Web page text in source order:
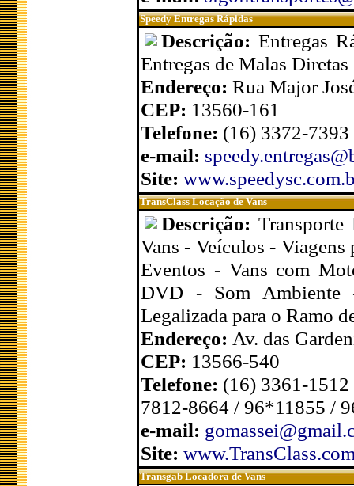
Speedy Entregas Rápidas
Descrição:Entregas
Entregas de Malas
Endereço: Rua Major
CEP: 13560-161
Telefone: (16) 3372-
e-mail:
Site:
TransClass Locação de Vans
Descrição:
Vans - Veículos -
Eventos - Vans com
DVD - Som Ambiente
Legalizada para o Ramo
Endereço: Av. das
CEP: 13566-540
Telefone: (16) 3361-
7812-8664 / 96*11855 /
e-mail:
Site:
Transgab Locadora de Vans